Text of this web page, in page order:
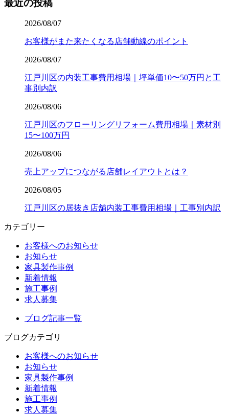
最近の投稿
2026/08/07
お客様がまた来たくなる店舗動線のポイント
2026/08/07
江戸川区の内装工事費用相場｜坪単価10〜50万円と工
事別内訳
2026/08/06
江戸川区のフローリングリフォーム費用相場｜素材別
15〜100万円
2026/08/06
売上アップにつながる店舗レイアウトとは？
2026/08/05
江戸川区の居抜き店舗内装工事費用相場｜工事別内訳
カテゴリー
お客様へのお知らせ
お知らせ
家具製作事例
新着情報
施工事例
求人募集
ブログ記事一覧
ブログカテゴリ
お客様へのお知らせ
お知らせ
家具製作事例
新着情報
施工事例
求人募集